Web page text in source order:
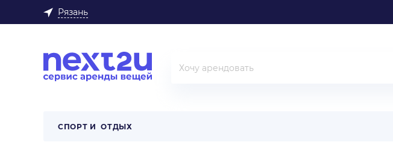
Рязань
СПОРТ И ОТДЫХ